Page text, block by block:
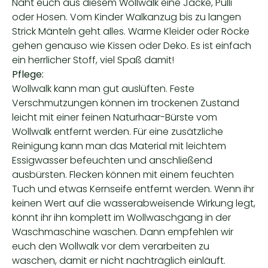
oder Hosen. Vom Kinder Walkanzug bis zu langen
Strick Mänteln geht alles. Warme Kleider oder Röcke
gehen genauso wie Kissen oder Deko. Es ist einfach
ein herrlicher Stoff, viel Spaß damit!
Pflege:
Wollwalk kann man gut auslüften. Feste
Verschmutzungen können im trockenen Zustand
leicht mit einer feinen Naturhaar-Bürste vom
Wollwalk entfernt werden. Für eine zusätzliche
Reinigung kann man das Material mit leichtem
Essigwasser befeuchten und anschließend
ausbürsten. Flecken können mit einem feuchten
Tuch und etwas Kernseife entfernt werden. Wenn ihr
keinen Wert auf die wasserabweisende Wirkung legt,
könnt ihr ihn komplett im Wollwaschgang in der
Waschmaschine waschen. Dann empfehlen wir
euch den Wollwalk vor dem verarbeiten zu
waschen, damit er nicht nachträglich einläuft.